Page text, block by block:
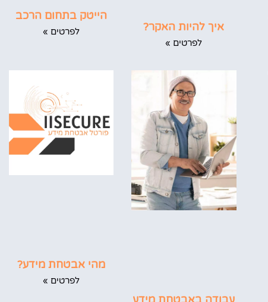
איך להיות האקר?
לפרטים »
הייטק בתחום הרכב
לפרטים »
מהי אבטחת מידע?
לפרטים »